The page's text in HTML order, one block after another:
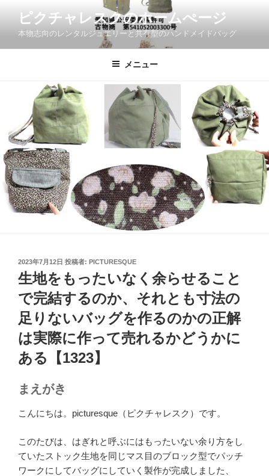
ン
ピクチャレスクのホームぺージ
本物志向のレンタルジュエリーと共有型のハンドメイドバッグ
メニュー
投
稿
日:
2023年7月12日 投稿者: PICTURESQUE
生地をもったいなく余らせること
で完結するのか、それとも寸法の
足りないバッグを作るのかの正解
は実際に作って売れるかどうかに
ある【1323】
まえがき
こんにちは。picturesque（ピクチャレスク）です。
このたびは、はぎれと呼ぶにはもったいない余り方をし
ていたストック生地を同じマス目のブロック型でパッチ
ワークにしてバッグにしていく製作が完成しました、